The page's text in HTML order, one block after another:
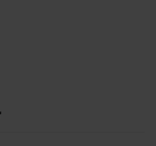
hotellet er der kort
oplevelser og